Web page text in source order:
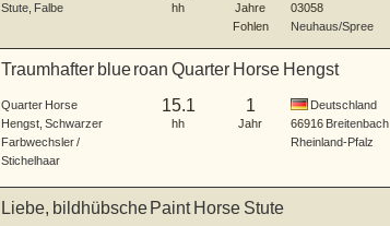
Stute Falbe hh
Jahre
Fohlen
03058
Neuhaus/Spree
Traumhafter blue roan Quarter Horse Hengst
Quarter Horse
Hengst Schwarzer
Farbwechsler /
Stichelhaar
15.1
hh
1
Jahr
Deutschland
66916 Breitenbach
Rheinland-Pfalz
Liebe, bildhübsche Paint Horse Stute